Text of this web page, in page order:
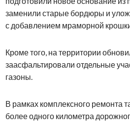
заменили старые бордюры и
с добавлением мраморной
Кроме того, на территории
заасфальтировали отдельные
газоны.
В рамках комплексного ремонта
более одного километра